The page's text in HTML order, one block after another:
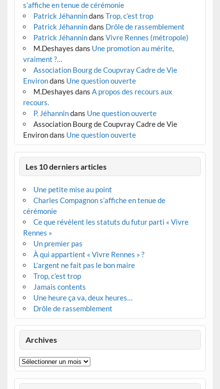
s’affiche en tenue de cérémonie
Patrick Jéhannindans Trop, c’est trop
Patrick Jéhannindans Drôle de rassemblement
Patrick Jéhannindans Vivre Rennes (métropole)
M.Deshayes dans Une promotion au mérite,
vraiment ?…
Association Bourg de Coupvray Cadre de Vie
Environdans Une question ouverte
M.Deshayes dans A propos des recours aux
recours.
P. Jéhannindans Une question ouverte
Association Bourg de Coupvray Cadre de Vie
Environdans Une question ouverte
Les 10 derniers articles
Une petite mise au point
Charles Compagnon s’affiche en tenue de
cérémonie
Ce que révèlent les statuts du futur parti « Vivre
Rennes »
Un premier pas
À qui appartient « Vivre Rennes » ?
L’argent ne fait pas le bon maire
Trop, c’est trop
Jamais contents
Une heure ça va, deux heures…
Drôle de rassemblement
Archives
Archives